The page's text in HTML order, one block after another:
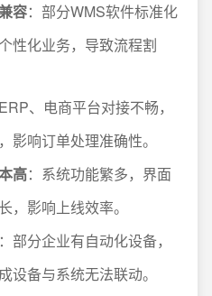
容：部分WMS软件标准化
性化业务，导致流程割
、电商平台对接不畅，
影响订单处理准确性。
高：系统功能繁多，界面
，影响上线效率。
：部分企业有自动化设备，
设备与系统无法联动。